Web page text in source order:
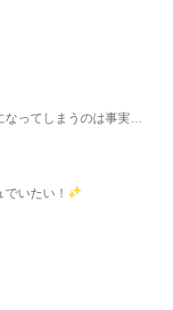
ってしまうのは事実…
いたい！